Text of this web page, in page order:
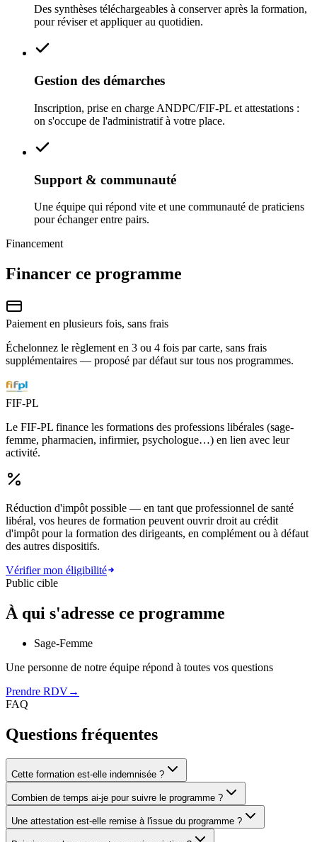
Des synthèses téléchargeables à conserver après la formation,
pour réviser et appliquer au quotidien.
Gestion des démarches
Inscription, prise en charge ANDPC/FIF‑PL et attestations :
on s'occupe de l'administratif à votre place.
Support & communauté
Une équipe qui répond vite et une communauté de praticiens
pour échanger entre pairs.
Financement
Financer ce programme
Paiement en plusieurs fois, sans frais
Échelonnez le règlement en 3 ou 4 fois par carte, sans frais
supplémentaires — proposé par défaut sur tous nos programmes.
FIF-PL
Le FIF-PL finance les formations des professions libérales (sage-
femme, pharmacien, infirmier, psychologue…) en lien avec leur
activité.
Réduction d'impôt possible — en tant que professionnel de santé
libéral, vos heures de formation peuvent ouvrir droit au crédit
d'impôt pour la formation des dirigeants, en complément ou à défaut
des autres dispositifs.
Vérifier mon éligibilité
Public cible
À qui s'adresse ce programme
Sage-Femme
Une personne de notre équipe répond à toutes vos questions
Prendre RDV→
FAQ
Questions fréquentes
Cette formation est-elle indemnisée ?
Combien de temps ai-je pour suivre le programme ?
Une attestation est-elle remise à l'issue du programme ?